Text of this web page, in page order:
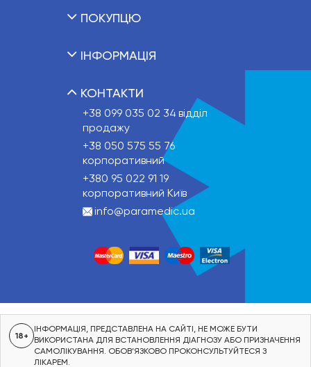
ПОКУПЦЮ
ІНФОРМАЦІЯ
КОНТАКТИ
+38 099 035 02 34 відділ
продажу
+38 050 575 55 76
корпоративний
+380 95 022 91 19
корпоративний Київ
info@paramedic.ua
18+
ІНФОРМАЦІЯ, ПРЕДСТАВЛЕНА НА САЙТІ, НЕ МОЖЕ БУТИ
ВИКОРИСТАНА ДЛЯ ВСТАНОВЛЕННЯ ДІАГНОЗУ АБО ПРИЗНАЧЕННЯ
САМОЛІКУВАННЯ. ОБОВ’ЯЗКОВО ПРОКОНСУЛЬТУЙТЕСЯ З
ЛІКАРЕМ.